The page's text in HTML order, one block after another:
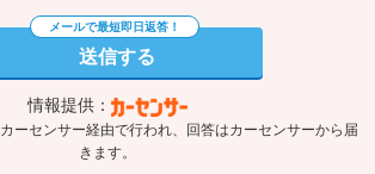
送信する
情報提供：
ーセンサー経由で行われ、回答はカーセンサーから届
きます。